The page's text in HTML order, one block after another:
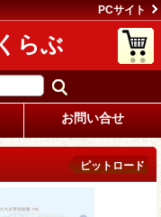
PCサイト
らぶ
お問い合せ
ピットロード